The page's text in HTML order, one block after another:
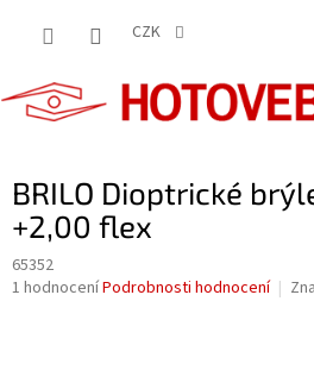
CZK
BRILO Dioptrické
+2,00 flex
65352
Průměrné
1 hodnoceníPodrobnosti hodnocení